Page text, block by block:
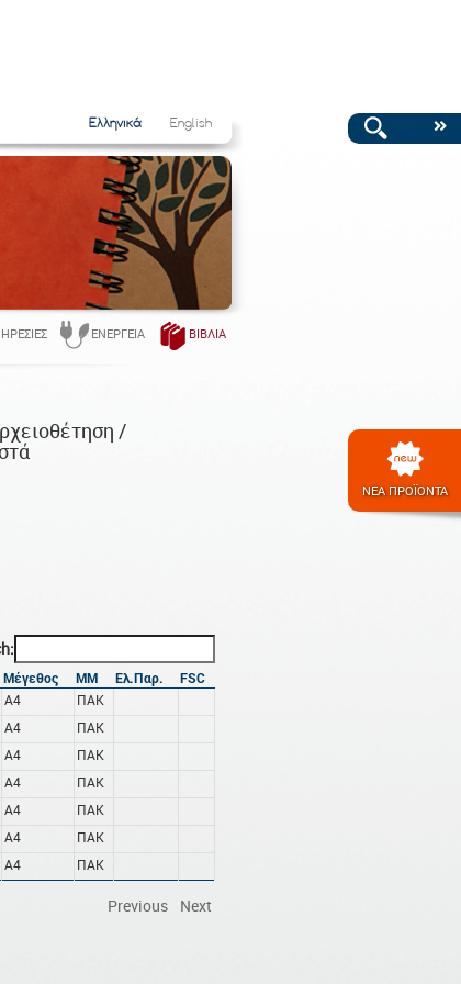
ΝΕΑ ΠΡΟΪΟΝΤΑ
Ελληνικά English
ΕΝΈΡΓΕΙΑ ΒΙΒΛΊΑ
/
Μέγεθος ΜΜ Ελ.Παρ.
FSC
A4
ΠΑΚ
A4
ΠΑΚ
A4
ΠΑΚ
A4
ΠΑΚ
A4
ΠΑΚ
A4
ΠΑΚ
A4 ΠΑΚ
Previous Next